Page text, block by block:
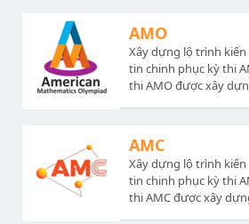
các đề thi thử và chữa
bộ đề ôn tập.
AMO
Xây dựng lộ trình
tin chinh phục kỳ thi
thi AMO được xây
chuyên đề nâng cao
các đề thi thử và chữa
bộ đề ôn tập.
AMC
Xây dựng lộ trình
tin chinh phục kỳ thi
thi AMC được xây
chuyên đề nâng cao